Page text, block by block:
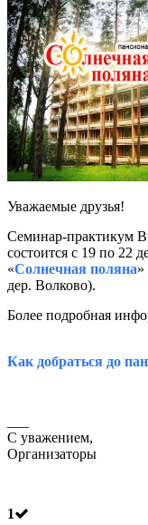
Уважаемые друзья!
Семинар-практикум
состоится с 19 по 22
«Солнечная поляна»
дер. Волково).
Более подробная
Как добраться до
С уважением,
Организаторы​
1